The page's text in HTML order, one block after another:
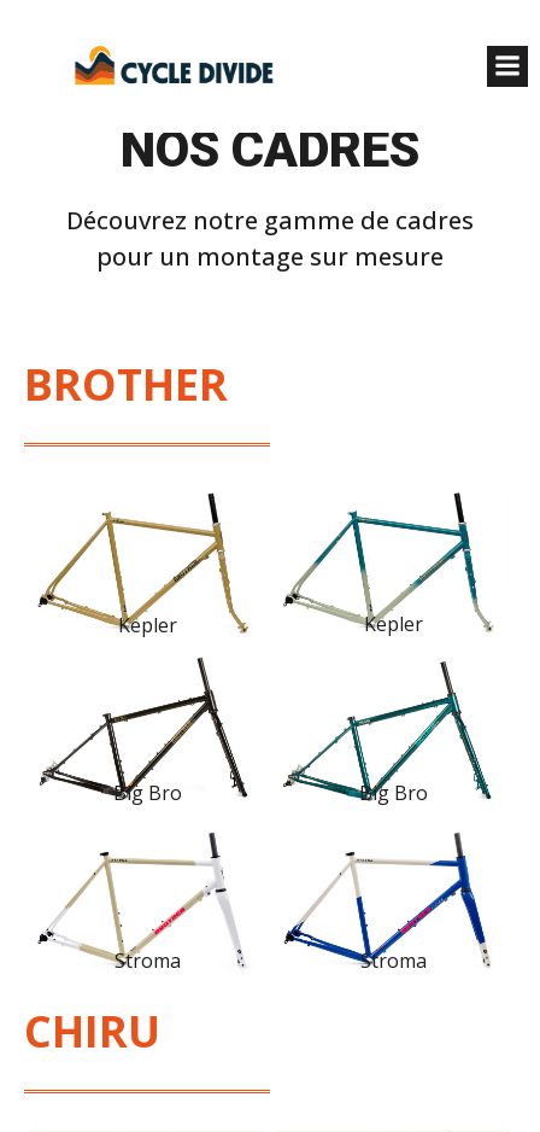
NOS CADRES
Découvrez notre gamme de cadres
pour un montage sur mesure
BROTHER
Kepler Kepler
Big Bro Big Bro
Stroma Stroma
CHIRU